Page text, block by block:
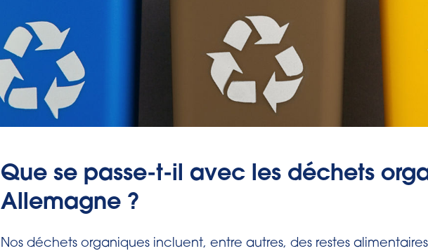
Que se passe-t-il avec les déchets
Allemagne ?
Nos déchets organiques incluent, entre autres, des restes